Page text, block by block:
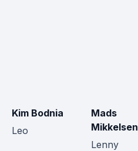
Kim Bodnia
Leo
Mads
Mikkelsen
Lenny